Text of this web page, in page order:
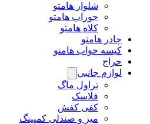
شلوار هامتو
جوراب هامتو
کلاه هامتو
چادر هامتو
کیسه خواب هامتو
حراج
لوازم جانبی
تراول ماگ
فلاسک
کفی کفش
میز و صندلی کمپینگ